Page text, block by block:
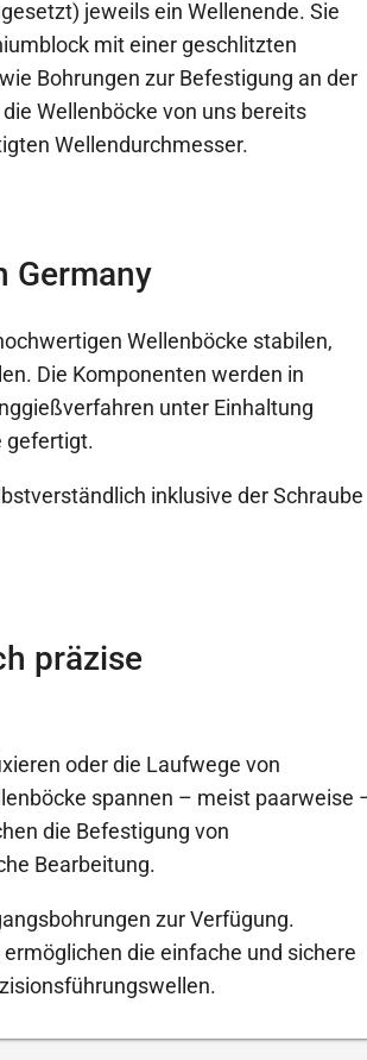
jeweils ein Wellenende. Sie
mit einer geschlitzten
Bohrungen zur Befestigung an der
Wellenböcke von uns bereits
Wellendurchmesser.
Germany
Wellenböcke stabilen,
Die Komponenten werden in
unter Einhaltung
gefertigt.
inklusive der Schraube
präzise
oder die Laufwege von
spannen – meist paarweise
die Befestigung von
Bearbeitung.
zur Verfügung.
die einfache und sichere